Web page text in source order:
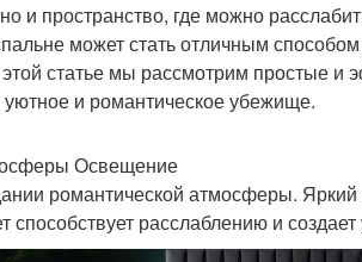
и пространство, где можно
может стать отличным
статье мы рассмотрим простые
и романтическое убежище.
Освещение
романтической атмосферы. Яркий
способствует расслаблению и